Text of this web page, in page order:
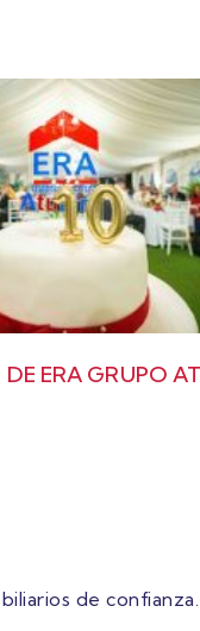
ERA GRUPO
de confianza.